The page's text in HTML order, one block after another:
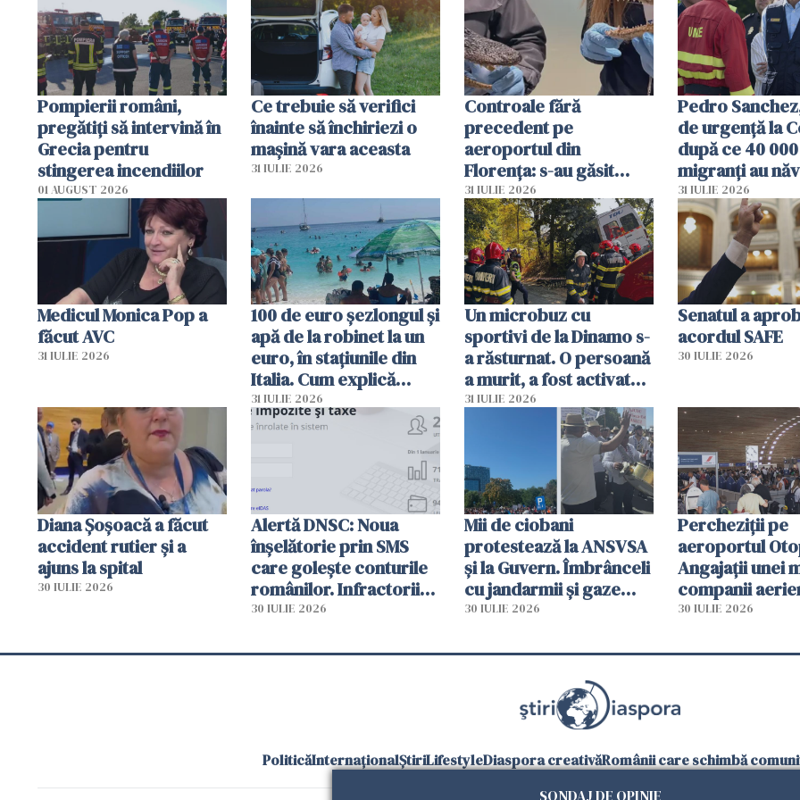
în iulie
Pompierii români,
pregătiţi să intervină în
Grecia pentru
stingerea incendiilor
01 AUGUST 2026
Ce trebuie să verifici
înainte să închiriezi o
mașină vara aceasta
31 IULIE 2026
Controale fără
precedent pe
aeroportul din
Florența: s-au găsit
capete de aligator și o
sumă imensă de bani
31 IULIE 2026
Pedro
de urgență la
după ce 40
migranți au
teritoriul
mobiliza toate
resursele"
31 IULIE 2026
Medicul Monica Pop a
făcut AVC
31 IULIE 2026
100 de euro șezlongul și
apă de la robinet la un
euro, în stațiunile din
Italia. Cum explică
autoritățile
31 IULIE 2026
Un microbuz cu
sportivi de la Dinamo s-
a răsturnat. O persoană
a murit, a fost activat
planul roșu de
31 IULIE 2026
Senatul a
acordul SAFE
30 IULIE 2026
Diana Șoșoacă a făcut
accident rutier și a
ajuns la spital
30 IULIE 2026
Alertă DNSC: Noua
înșelătorie prin SMS
care golește conturile
românilor. Infractorii
folosesc numele
Române
30 IULIE 2026
Mii de ciobani
protestează la ANSVSA
și la Guvern. Îmbrânceli
cu jandarmii și gaze
lacrimogene
30 IULIE 2026
Percheziții pe
aeroportul
Angajații unei
companii
parfumuri,
vânzării
30 IULIE 2026
PoliticăInternaționalȘtiriLifestyleDiaspora creativăRomânii care schimbă
SONDAJ DE OPINIE